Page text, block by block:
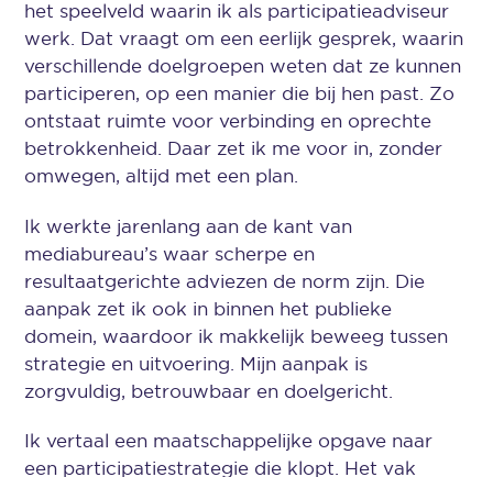
het speelveld waarin ik als participatieadviseur
werk. Dat vraagt om een eerlijk gesprek, waarin
verschillende doelgroepen weten dat ze kunnen
participeren, op een manier die bij hen past. Zo
ontstaat ruimte voor verbinding en oprechte
betrokkenheid. Daar zet ik me voor in, zonder
omwegen, altijd met een plan.
Ik werkte jarenlang aan de kant van
mediabureau’s waar scherpe en
resultaatgerichte adviezen de norm zijn. Die
aanpak zet ik ook in binnen het publieke
domein, waardoor ik makkelijk beweeg tussen
strategie en uitvoering. Mijn aanpak is
zorgvuldig, betrouwbaar en doelgericht.
Ik vertaal een maatschappelijke opgave naar
een participatiestrategie die klopt. Het vak